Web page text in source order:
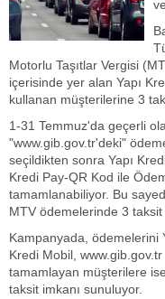
Motorlu Taşıtlar Vergisi
içerisinde yer alan Yapı
kullanan müşterilerine 3
1-31 Temmuz'da geçerli
"www.gib.gov.tr'deki"
seçildikten sonra Yapı
Kredi Pay-QR Kod ile
tamamlanabiliyor. Bu
MTV ödemelerinde 3
Kampanyada, ödemelerini
Kredi Mobil, www.gib.gov.tr
tamamlayan müşterilere
taksit imkanı sunuluyor.